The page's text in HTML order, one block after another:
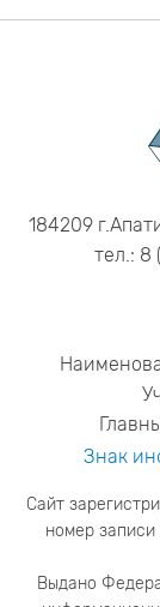
184209
тел.: 8
Знак
Сайт
номер записи
Выдано